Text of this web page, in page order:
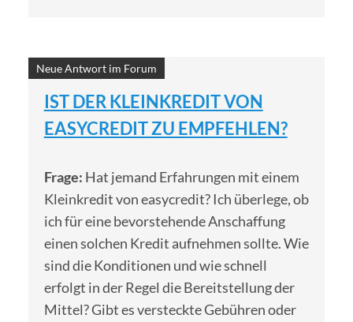
Neue Antwort im Forum
IST DER KLEINKREDIT VON
EASYCREDIT ZU EMPFEHLEN?
Frage: Hat jemand Erfahrungen mit einem
Kleinkredit von easycredit? Ich überlege, ob
ich für eine bevorstehende Anschaffung
einen solchen Kredit aufnehmen sollte. Wie
sind die Konditionen und wie schnell
erfolgt in der Regel die Bereitstellung der
Mittel? Gibt es versteckte Gebühren oder